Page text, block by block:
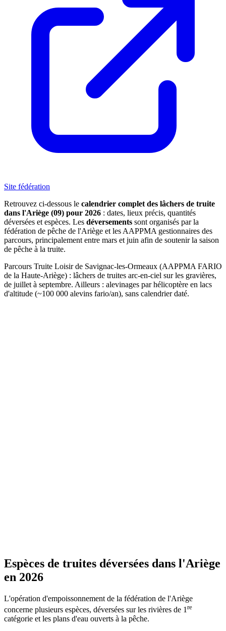
Site fédération
Retrouvez ci-dessous le calendrier complet des lâchers de truite
dans l'Ariège (09) pour 2026 : dates, lieux précis, quantités
déversées et espèces. Les déversements sont organisés par la
fédération de pêche de l'Ariège et les AAPPMA gestionnaires des
parcours, principalement entre mars et juin afin de soutenir la saison
de pêche à la truite.
Parcours Truite Loisir de Savignac-les-Ormeaux (AAPPMA FARIO
de la Haute-Ariège) : lâchers de truites arc-en-ciel sur les gravières,
de juillet à septembre. Ailleurs : alevinages par hélicoptère en lacs
d'altitude (~100 000 alevins fario/an), sans calendrier daté.
Espèces de truites déversées dans l'Ariège
en 2026
L'opération d'empoissonnement de la fédération de l'Ariège
concerne plusieurs espèces, déversées sur les rivières de 1 re
catégorie et les plans d'eau ouverts à la pêche.